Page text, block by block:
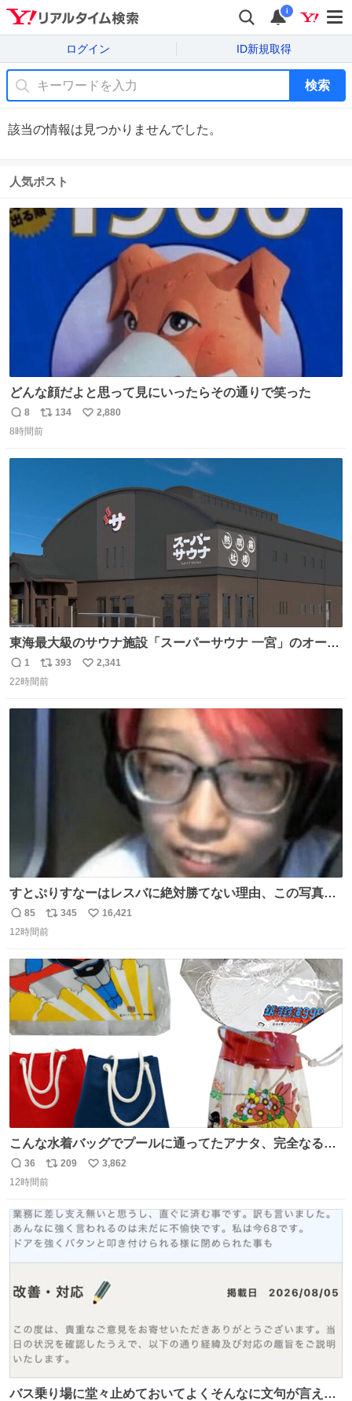
i
ログイン ID新規取得
検索
該当の情報は見つかりませんでした。
人気ポスト
どんな顔だよと思って見にいったらその通りで笑った
返
信
8
リ
ポ
134
い
2,880
8時間前
東海最大級のサウナ施設「スーパーサウナ 一宮」のオープ
ン日が2026年9月8日に決定‼️ 5種類の本格サウナや4種類の
⽔⾵呂、約50名が同時に休息できる休憩スペースなど、男
😍😍😍 ⬇️詳細ページ⬇️ supersento.com/chubu/aichi/ic…
返
信
1
リ
ポ
393
い
2,341
22時間前
すとぷりすなーはレスバに絶対勝てない理由、この写真を
貼られると黙るしかなくなる
返
信
85
リ
ポ
ト
数
345
い
数
16,421
12時間前
こんな水着バッグでプールに通ってたアナタ、完全なる同
世代（笑） #70年代 #80年代 #昭和レトロ
返
信
36
リ
ポ
ト
数
209
い
数
3,862
12時間前
バス乗り場に堂々止めておいてよくそんなに文句が言える